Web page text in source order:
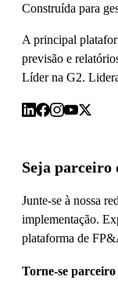
Construída para
A principal
previsão e
Líder na G2.
Seja parceiro
Junte-se à nossa
implementação.
plataforma de
Torne-se parceiro